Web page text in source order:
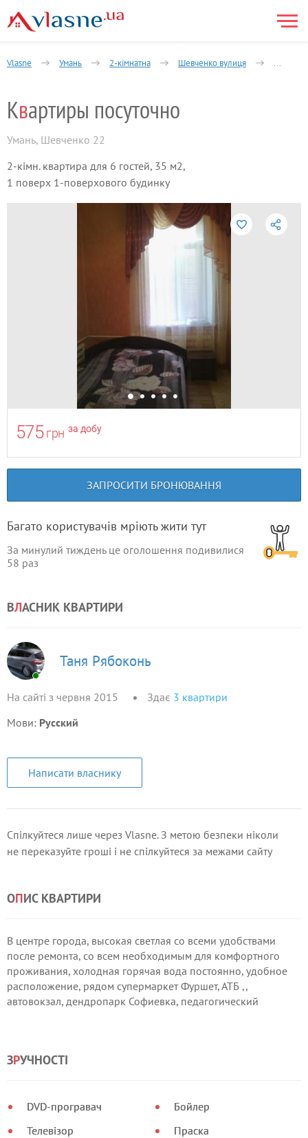
Vlasne Умань 2-кімнатна Шевченко вулиця
Квартиры посуточно
Умань, Шевченко 22
2-кімн. квартира для 6 гостей, 35 м2,
1 поверх 1-поверхового будинку
575 грн за добу
ЗАПРОСИТИ БРОНЮВАННЯ
Багато користувачів мріють жити тут
За минулий тиждень це оголошення подивилися
58 раз
ВЛАСНИК КВАРТИРИ
Таня Рябоконь
На сайті з червня 2015 Здає 3 квартири
Мови: Русский
Написати власнику
Спілкуйтеся лише через Vlasne. З метою безпеки ніколи
не переказуйте гроші і не спілкуйтеся за межами сайту
ОПИС КВАРТИРИ
В центре города, высокая светлая со всеми удобствами
после ремонта, со всем необходимым для комфортного
проживания, холодная горячая вода постоянно, удобное
расположение, рядом супермаркет Фуршет, АТБ ,,
автовокзал, дендропарк Софиевка, педагогический
ЗРУЧНОСТІ
DVD-програвач
Телевізор
Бойлер
Праска